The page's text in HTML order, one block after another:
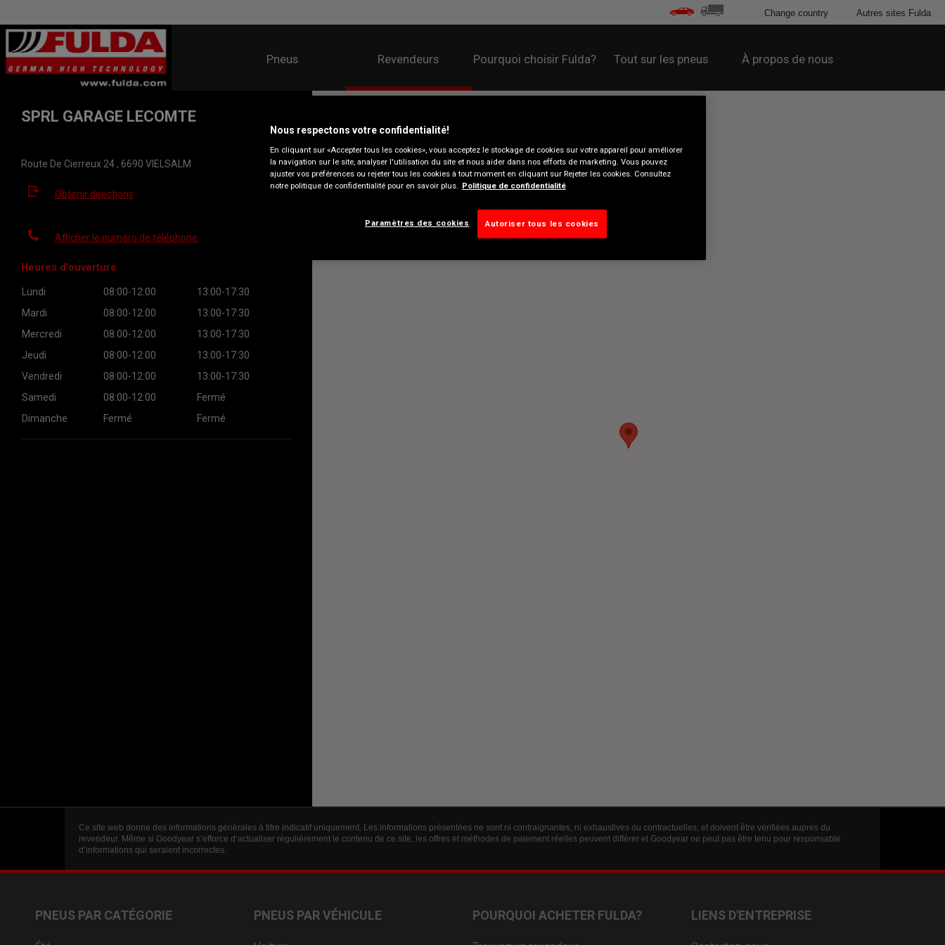
Pneus Revendeurs Pourquoi choisir Fulda? Tout sur les pneus À propos de nous
Change country Autres sites Fulda
SPRL GARAGE LECOMTE
Route De Cierreux 24 , 6690 VIELSALM
Obtenir directions
Afficher le numéro de téléphone
Heures d’ouverture
Lundi 08:00-12:00
13:00-17:30
Mardi
08:00-12:00
13:00-17:30
Mercredi
08:00-12:00
13:00-17:30
Jeudi
08:00-12:00
13:00-17:30
Vendredi
08:00-12:00
13:00-17:30
Samedi
08:00-12:00
Fermé
Dimanche
Fermé Fermé
Ce site web donne des informations générales à titre indicatif uniquement. Les informations présentées ne sont ni contraignantes, ni exhaustives ou contractuelles, et doivent être vérifiées auprès du
revendeur. Même si Goodyear s’efforce d’actualiser régulièrement le contenu de ce site, les offres et méthodes de paiement réelles peuvent différer et Goodyear ne peut pas être tenu pour responsable
d’informations qui seraient incorrectes.
PNEUS PAR CATÉGORIE PNEUS PAR VÉHICULE POURQUOI ACHETER FULDA? LIENS D'ENTREPRISE
Nous respectons votre confidentialité!
En cliquant sur «Accepter tous les cookies», vous acceptez le stockage de cookies sur votre appareil pour améliorer
la navigation sur le site, analyser l'utilisation du site et nous aider dans nos efforts de marketing. Vous pouvez
ajuster vos préférences ou rejeter tous les cookies à tout moment en cliquant sur Rejeter les cookies. Consultez
notre politique de confidentialité pour en savoir plus.
Politique de confidentialité
Paramètres des cookies Autoriser tous les cookies